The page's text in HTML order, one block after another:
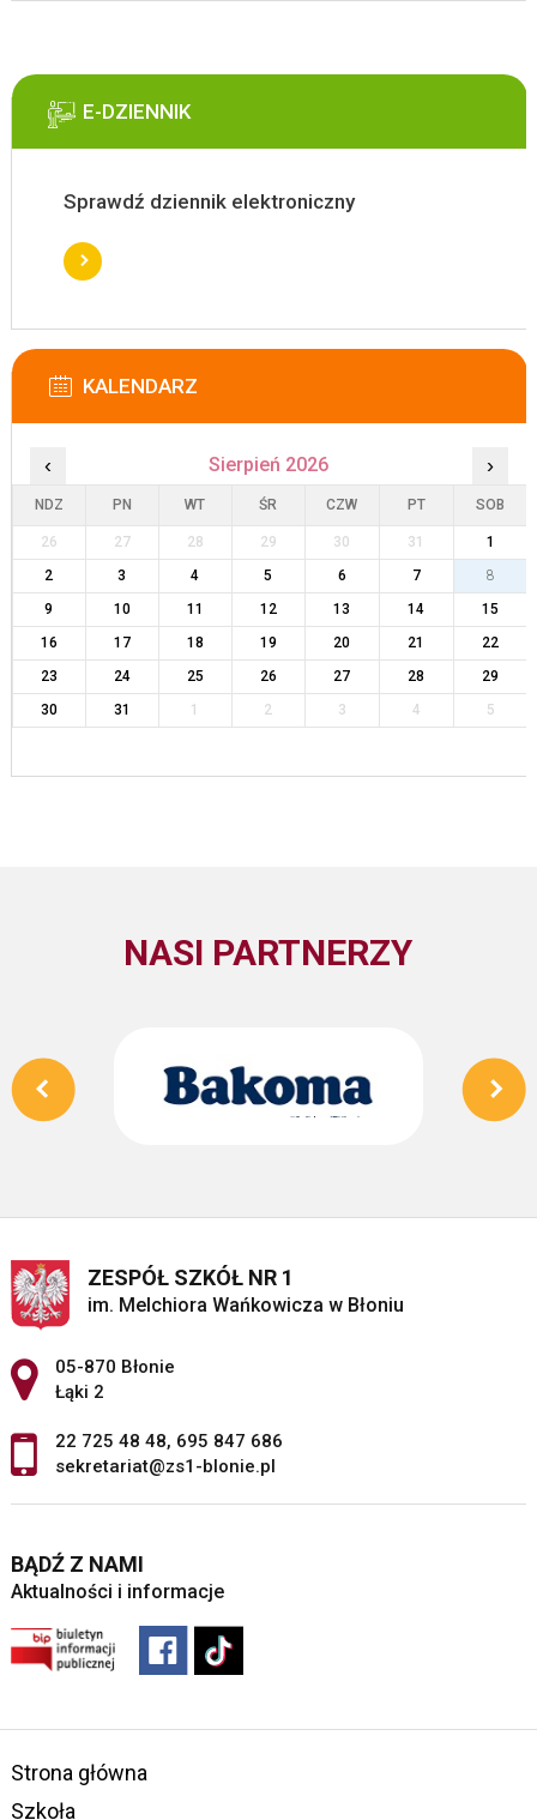
E-DZIENNIK
Sprawdź dziennik elektroniczny
KALENDARZ
‹ Sierpień 2026 ›
NDZ PN WT ŚR CZW PT SOB
26 27 28 29 30 31
1
2
3 4 5 6 7
8
9
10 11 12 13 14
15
16
17 18 19 20 21
22
23
24 25 26 27 28
29
30
31 1 2 3 4 5
NASI PARTNERZY
ZESPÓŁ SZKÓŁ NR 1
im. Melchiora Wańkowicza w Błoniu
Adres pocztowy:
05-870 Błonie
Łąki 2
22 725 48 48, 695 847 686
sekretariat@zs1-blonie.pl
BĄDŹ Z NAMI
Aktualności i informacje
Strona główna
Szkoła